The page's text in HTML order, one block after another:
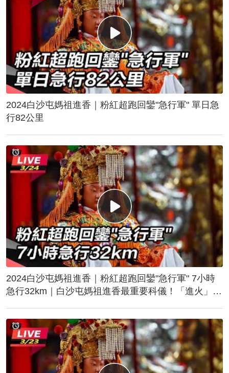
2024白沙屯媽祖進香｜粉紅超跑回鑾"急行軍" 單日急
行82公里
2024白沙屯媽祖進香｜粉紅超跑回鑾"急行軍" 7小時
急行32km｜白沙屯媽祖進香最重要科儀！「進火」儀